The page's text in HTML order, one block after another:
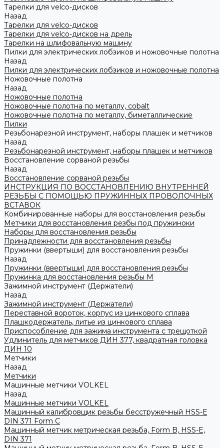
Тарелки для velco-дисков
Назад
Тарелки для velco-дисков
Тарелки для velco-дисков на дрель
Тарелки на шлифовальную машину
Пилки для электрических лобзиков и ножовочные полотна
Назад
Пилки для электрических лобзиков и ножовочные полотна
Ножовочные полотна
Назад
Ножовочные полотна
Ножовочные полотна по металлу, cobalt
Ножовочные полотна по металлу, биметаллические
Пилки
Резьбонарезной инструмент, наборы плашек и метчиков
Назад
Резьбонарезной инструмент, наборы плашек и метчиков
Восстановление сорваной резьбы
Назад
Восстановление сорваной резьбы
ИНСТРУКЦИЯ ПО ВОССТАНОВЛЕНИЮ ВНУТРЕННЕЙ
РЕЗЬБЫ С ПОМОЩЬЮ ПРУЖИННЫХ ПРОВОЛОЧНЫХ
ВСТАВОК
Комбинированные наборы для восстановления резьбы
Метчики для восстановления резбы под пружиноки
Наборы для восстановления резьбы
Принадлежности для восстановления резьбы
Пружинки (ввертыши) для восстановления резьбы
Назад
Пружинки (ввертыши) для восстановления резьбы
Пружинка для восстановления резьбы M
Зажимной инструмент (Держатели)
Назад
Зажимной инструмент (Держатели)
Переставной вороток, корпус из цинкового сплава
Плашкодержатель, литье из цинкового сплава
Приспособление для зажима инструмента с трещоткой
Удлинитель для метчиков ДИН 377, квадратная головка
ДИН 10
Метчики
Назад
Метчики
Машинные метчики VOLKEL
Назад
Машинные метчики VOLKEL
Машинный калибровщик резьбы бесстружечный HSS-Е
DIN 371 Form C
Машинный метчик метрическая резьба, Form B, HSS-E,
DIN 371